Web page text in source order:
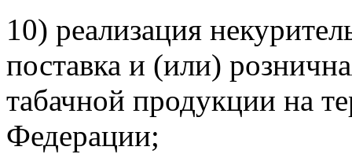
10) реализация
поставка и (или)
табачной продукции на
Федерации;